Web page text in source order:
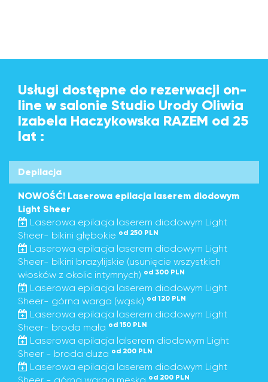
Usługi dostępne do rezerwacji on-
line w salonie Studio Urody Oliwia
Izabela Haczykowska RAZEM od 25
lat :
Depilacja
NOWOŚĆ! Laserowa epilacja laserem diodowym
Light Sheer
Laserowa epilacja laserem diodowym Light
Sheer- bikini głębokie od 250 PLN
Laserowa epilacja laserem diodowym Light
Sheer- bikini brazylijskie (usunięcie wszystkich
włosków z okolic intymnych) od 300 PLN
Laserowa epilacja laserem diodowym Light
Sheer- górna warga (wąsik) od 120 PLN
Laserowa epilacja laserem diodowym Light
Sheer- broda mała od 150 PLN
Laserowa epilacja lalserem diodowym Light
Sheer - broda duża od 200 PLN
Laserowa epilacja laserem diodowym Light
od 200 PLN